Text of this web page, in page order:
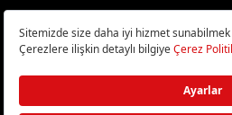
Bilişim ve Teknoloji